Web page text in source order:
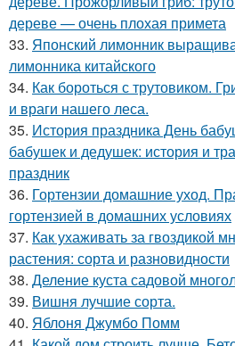
дереве — очень плохая примета
33. Японский лимонник
лимонника китайского
34. Как бороться с трутовиком.
и враги нашего леса.
35. История праздника День
бабушек и дедушек: история и
праздник
36. Гортензии домашние уход.
гортензией в домашних условиях
37. Как ухаживать за гвоздикой
растения: сорта и разновидности
38. Деление куста садовой
39. Вишня лучшие сорта.
40. Яблоня Джумбо Помм